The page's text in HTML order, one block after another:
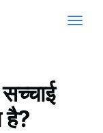
है?